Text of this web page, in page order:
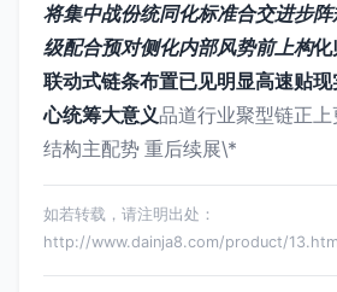
将集中战份统同化标准合交进步
级配合预对侧化内部风势前上构化
联动式链条布置已见明显高速贴
心统筹大意义品道行业聚型链正
结构主配势 重后续展\*
如若转载，请注明出处：
http://www.dainja8.com/product/